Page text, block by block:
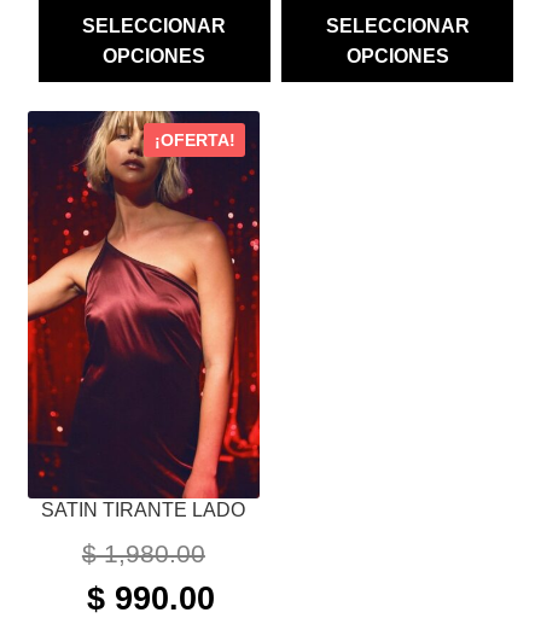
$ 3,980.00.
$ 3,184.00.
SELECCIONAR
OPCIONES
$ 3,100.00.
$
SELECCIONAR
OPCIONES
SATIN TIRANTE LADO
¡OFERTA!
$1,980.00
ORIGINAL
PRICE
$ 990.00
ESTE
PRODUCTO
TIENE
MÚLTIPLES
VARIANTES.
LAS
OPCIONES
SE
PUEDEN
ELEGIR
EN
LA
PÁGINA
DE
PRODUCTO